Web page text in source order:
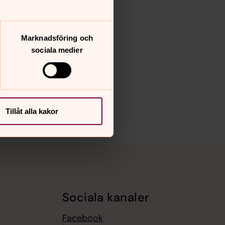
Marknadsföring och
sociala medier
Tillåt alla kakor
Sociala kanaler
Facebook